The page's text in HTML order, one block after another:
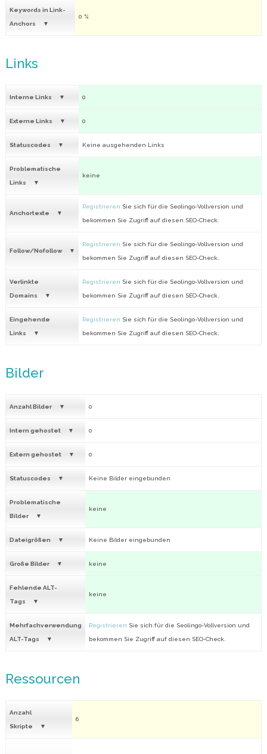
Keywords in Link-
Anchors
0 %
Links
Interne Links 0
Externe Links 0
Statuscodes Keine ausgehenden Links
Problematische
Links
keine
Anchortexte
Registrieren Sie sich für die Seolingo-Vollversion und
bekommen Sie Zugriff auf diesen SEO-Check.
Follow/Nofollow
Registrieren Sie sich für die Seolingo-Vollversion und
bekommen Sie Zugriff auf diesen SEO-Check.
Verlinkte
Domains
Registrieren Sie sich für die Seolingo-Vollversion und
bekommen Sie Zugriff auf diesen SEO-Check.
Eingehende
Links
Registrieren Sie sich für die Seolingo-Vollversion und
bekommen Sie Zugriff auf diesen SEO-Check.
Bilder
Anzahl Bilder 0
Intern gehostet 0
Extern gehostet 0
Statuscodes Keine Bilder eingebunden
Problematische
Bilder
keine
Dateigrößen Keine Bilder eingebunden
Große Bilder keine
Fehlende ALT-
Tags
keine
Mehrfachverwendung
ALT-Tags
Registrieren Sie sich für die Seolingo-Vollversion und
bekommen Sie Zugriff auf diesen SEO-Check.
Ressourcen
Anzahl
Skripte
6